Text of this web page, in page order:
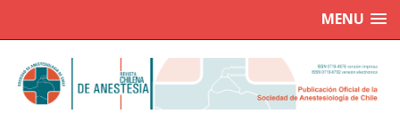
MENU